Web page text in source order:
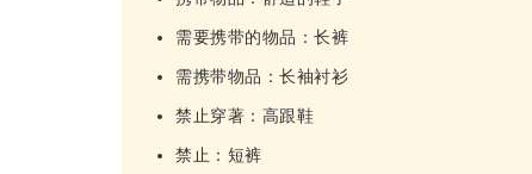
需要携带的物品：长裤
需携带物品：长袖衬衫
禁止穿著：高跟鞋
禁止：短裤